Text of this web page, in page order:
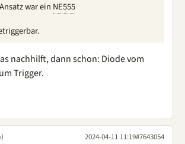
war ein NE555
nachhilft, dann schon: Diode vom
Trigger.
2024-04-11 11:19#7643054